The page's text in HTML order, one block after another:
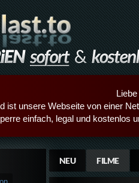
ist unsere Webseite von einer
einfach, legal und kostenlos
NEU FILME